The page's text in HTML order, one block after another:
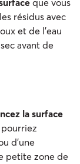
que vous
résidus avec
et de l’eau
avant de
la surface
d’une
petite zone de